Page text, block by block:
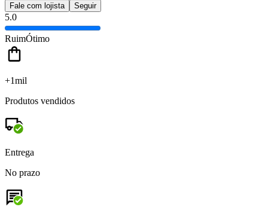
Fale com lojista Seguir
5.0
RuimÓtimo
+1mil
Produtos vendidos
Entrega
No prazo